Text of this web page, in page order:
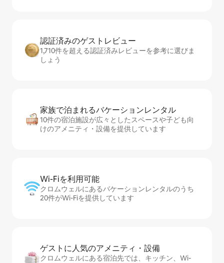
認証済みのゲ⁠ス⁠ト⁠レ⁠ビ⁠ュ⁠ー
1,710件を超える認証済みレビューを参考に選びま
しょう
家族で泊まれるバ⁠ケ⁠ー⁠シ⁠ョ⁠ンレ⁠ン⁠タ⁠ル
10件の宿泊施設が広々としたスペースや子ども向
けのアメニティ・設備を提供しています
Wi-Fiを利⁠用⁠可⁠能
クロムウェルにあるバケーションレンタルのうち
20件がWi-Fiを提供しています
ゲストに人⁠気⁠のア⁠メ⁠ニ⁠テ⁠ィ・設⁠備
クロムウェルにある宿泊先では、キッチン、Wi-